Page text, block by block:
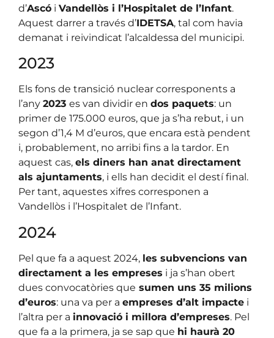
d’Ascó i Vandellòs i l’Hospitalet de l’Infant.
Aquest darrer a través d’IDETSA, tal com havia
demanat i reivindicat l’alcaldessa del municipi.
2023
Els fons de transició nuclear corresponents a
l’any 2023 es van dividir en dos paquets: un
primer de 175.000 euros, que ja s’ha rebut, i un
segon d’1,4 M d’euros, que encara està pendent
i, probablement, no arribi fins a la tardor. En
aquest cas, els diners han anat directament
als ajuntaments, i ells han decidit el destí final.
Per tant, aquestes xifres corresponen a
Vandellòs i l’Hospitalet de l’Infant.
2024
Pel que fa a aquest 2024, les subvencions van
directament a les empreses i ja s’han obert
dues convocatòries que sumen uns 35 milions
d’euros: una va per a empreses d’alt impacte i
l’altra per a innovació i millora d’empreses. Pel
que fa a la primera, ja se sap que hi haurà 20